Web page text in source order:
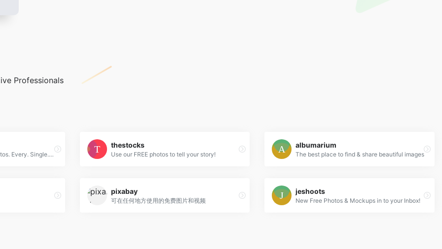
Professionals
New 100% Free Stock Photos. Every. Single. Week.
thestocks
Use our FREE photos to tell your story!
albumarium
The best place to find & share beautiful images
pixabay
可在任何地方使用的免费图片和视频
jeshoots
New Free Photos & Mockups in to your Inbox!